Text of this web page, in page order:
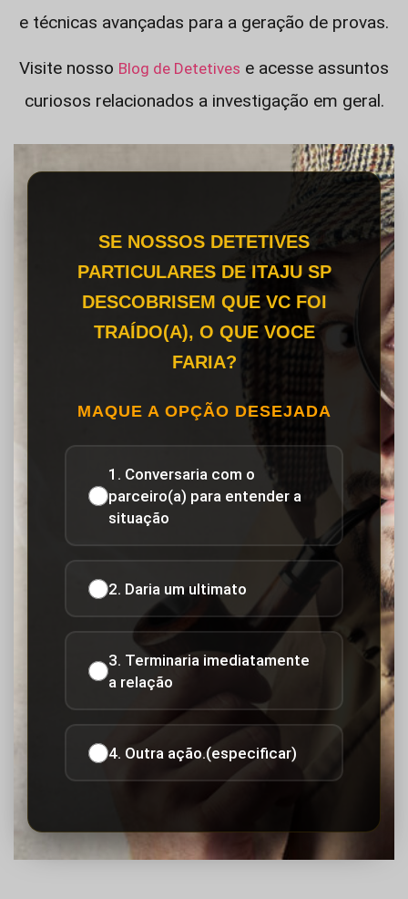
e técnicas avançadas para a geração de provas.
Visite nosso Blog de Detetives e acesse assuntos
curiosos relacionados a investigação em geral.
SE NOSSOS DETETIVES
PARTICULARES DE ITAJU SP
DESCOBRISEM QUE VC FOI
TRAÍDO(A), O QUE VOCE
FARIA?
MAQUE A OPÇÃO DESEJADA
1. Conversaria com o
parceiro(a) para entender a
situação
2. Daria um ultimato
3. Terminaria imediatamente
a relação
4. Outra ação.(especificar)